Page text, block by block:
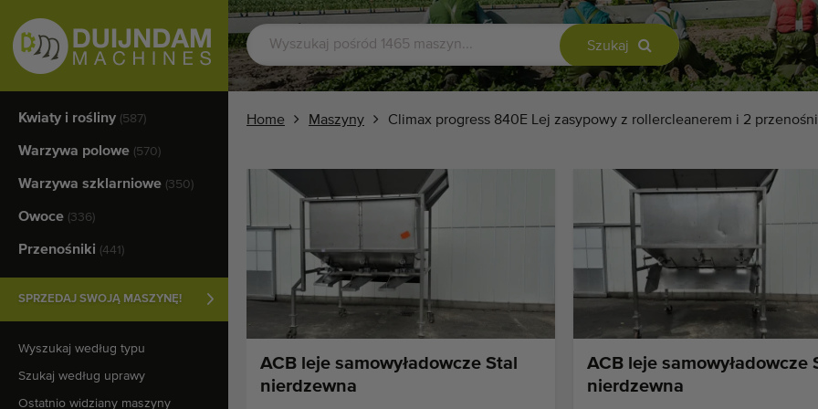
Kwiaty i rośliny (587)
Warzywa polowe (570)
Warzywa szklarniowe (350)
Owoce (336)
Przenośniki (441)
SPRZEDAJ SWOJĄ MASZYNĘ!
Wyszukaj według typu
Szukaj według uprawy
Ostatnio widziany maszyny
Szukaj
Home Maszyny Climax progress 840E Lej zasypowy z rollercleanerem i 2
ACB leje samowyładowcze Stal
nierdzewna
ACB leje samowyładowcze
nierdzewna